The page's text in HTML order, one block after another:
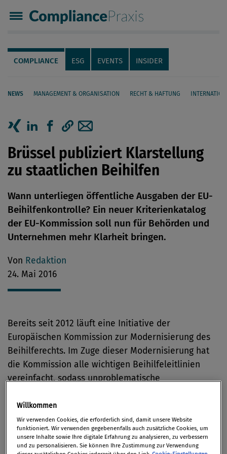
Compliance Praxis
Servicenavigation
Navigation
COMPLIANCE ESG EVENTS INSIDER
NEWS MANAGEMENT & ORGANISATION RECHT & HAFTUNG
Seiteninhalt
Artikel auf Xing teilen
Artikel auf linkedIn teilen
Artikel auf Facebook teilen
Artikellink kopieren
Artikel per Mail teilen
Brüssel publiziert Klarstellung
zu staatlichen Beihilfen
Wann unterliegen öffentliche Ausgaben der EU-
Beihilfenkontrolle? Ein neuer Kriterienkatalog
der EU-Kommission soll nun für Behörden und
Unternehmen mehr Klarheit bringen.
Von Redaktion
24. Mai 2016
Bereits seit 2012 läuft eine Initiative der
Europäischen Kommission zur Modernisierung des
Beihilferechts. Im Zuge dieser Modernisierung hat
die Kommission alle wichtigen Beihilfeleitlinien
vereinfacht, sodass unproblematische
die Kommission durchgeführt werden können.
Die nun publizierte "Bekanntmachung zum Begriff
der staatlichen Beihilfe" (vgl. Download-PDF am
Willkommen
Wir verwenden Cookies, die erforderlich sind, damit unsere Website
funktioniert. Wir verwenden gegebenenfalls auch zusätzliche Cookies, um
unsere Inhalte sowie Ihre digitale Erfahrung zu analysieren, zu verbessern
und zu personalisieren. Sie können Ihre Zustimmung zur Verwendung